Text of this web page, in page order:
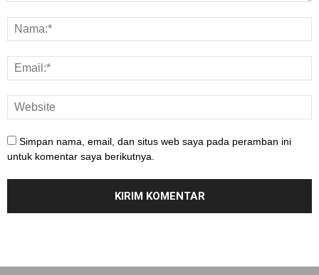
Simpan nama, email, dan situs web saya pada peramban ini
untuk komentar saya berikutnya.